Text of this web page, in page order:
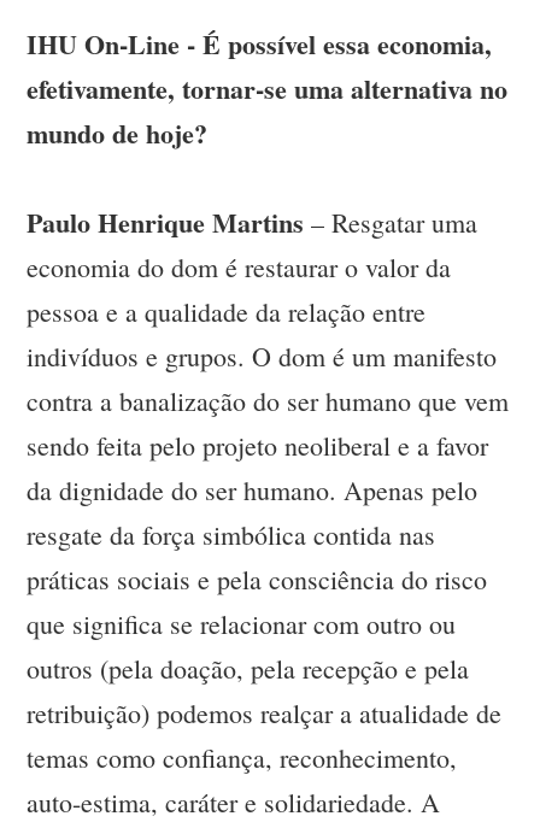
IHU On-Line - É possível essa economia,
efetivamente, tornar-se uma alternativa no
mundo de hoje?
Paulo Henrique Martins – Resgatar uma
economia do dom é restaurar o valor da
pessoa e a qualidade da relação entre
indivíduos e grupos. O dom é um manifesto
contra a banalização do ser humano que vem
sendo feita pelo projeto neoliberal e a favor
da dignidade do ser humano. Apenas pelo
resgate da força simbólica contida nas
práticas sociais e pela consciência do risco
que significa se relacionar com outro ou
outros (pela doação, pela recepção e pela
retribuição) podemos realçar a atualidade de
temas como confiança, reconhecimento,
auto-estima, caráter e solidariedade. A